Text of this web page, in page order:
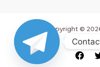
Copyright ©